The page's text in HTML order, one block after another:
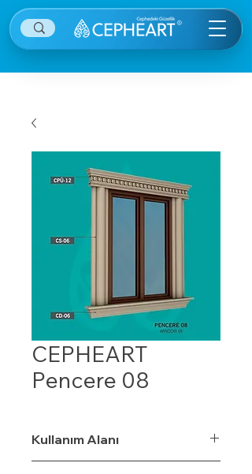
CEPHEART
Pencere 08
Kullanım Alanı